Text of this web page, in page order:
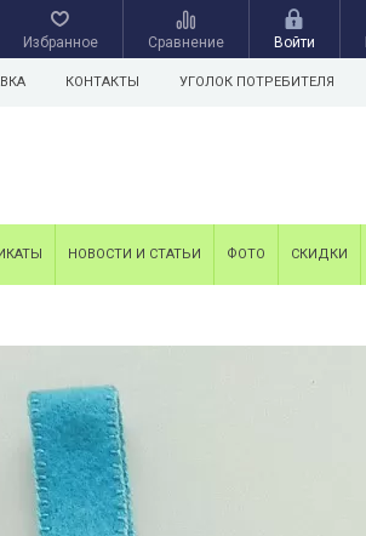
Избранное Сравнение Войти
КОНТАКТЫ УГОЛОК ПОТРЕБИТЕЛЯ
НОВОСТИ И СТАТЬИ ФОТО СКИДКИ